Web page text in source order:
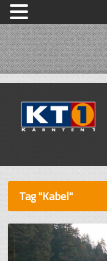
Tag "Kabel"